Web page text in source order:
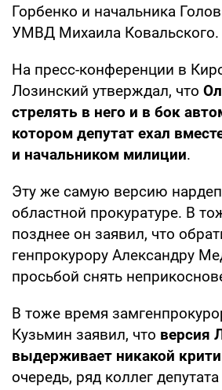
Горбенко и начальника
УМВД Михаила Ковальского.
На пресс-конференции в
Лозинский утверждал, что
стрелять в него и в бок
котором депутат ехал
и начальником милиции.
Эту же самую версию
областной прокуратуре. В
позднее он заявил, что
генпрокурору Александру
просьбой снять
В тоже время
Кузьмин заявил, что версия
выдерживает никакой
очередь, ряд коллег